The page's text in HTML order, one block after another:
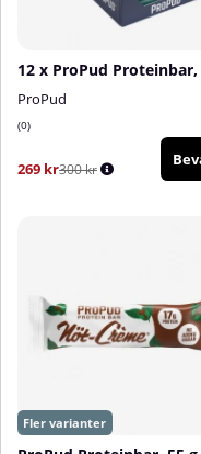
ProPud
0
269 kr300 kr